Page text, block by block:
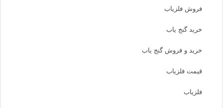
فروش فلزیاب
خرید گنج یاب
خرید و فروش گنج یاب
قیمت فلزیاب
فلزیاب